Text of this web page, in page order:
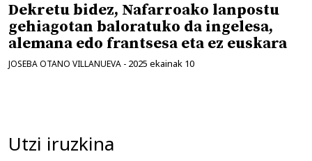
Dekretu bidez, Nafarroako lanpostu
gehiagotan baloratuko da ingelesa,
alemana edo frantsesa eta ez euskara
JOSEBA OTANO VILLANUEVA - 2025 ekainak 10
Utzi iruzkina